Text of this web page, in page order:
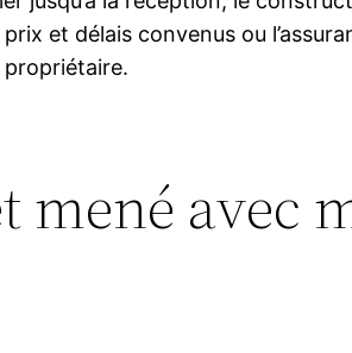
et délais convenus ou
propriétaire.
mené avec